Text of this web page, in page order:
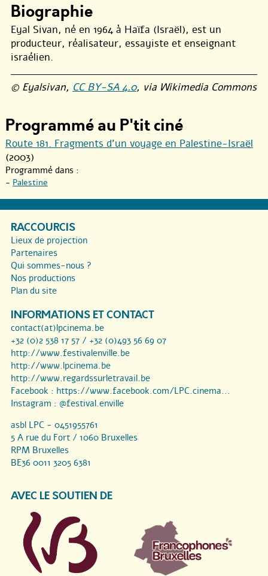
Biographie
Eyal Sivan, né en 1964 à Haïfa (Israël), est un
producteur, réalisateur, essayiste et enseignant
israélien.
© Eyalsivan, CC BY-SA 4.0, via Wikimedia Commons
Programmé au P'tit ciné
Route 181. Fragments d’un voyage en Palestine-Israël
(2003)
Programmé dans :
- Palestine
RACCOURCIS
Lieux de projection
Partenaires
Qui sommes-nous ?
Nos productions
Plan du site
INFORMATIONS ET CONTACT
contact(at)lpcinema.be
+32 (0)2 538 17 57 / +32 (0)493 56 69 07
http://www.festivalenville.be
http://www.lpcinema.be
http://www.regardssurletravail.be
Facebook : https://www.facebook.com/LPC.cinema...
Instagram : @festival.enville
asbl LPC - 0451955761
5 A rue du Fort / 1060 Bruxelles
RPM Bruxelles
BE36 0011 3205 6381
AVEC LE SOUTIEN DE